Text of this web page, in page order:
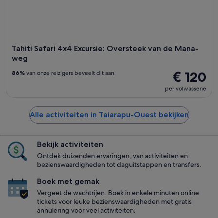
Tahiti Safari 4x4 Excursie: Oversteek van de Mana-
weg
€ 120
per volwassene
86% van onze reizigers beveelt dit aan
Alle activiteiten in Taiarapu-Ouest bekijken
Bekijk activiteiten
Ontdek duizenden ervaringen, van activiteiten en
bezienswaardigheden tot daguitstappen en transfers.
Boek met gemak
Vergeet de wachtrijen. Boek in enkele minuten online
tickets voor leuke bezienswaardigheden met gratis
annulering voor veel activiteiten.